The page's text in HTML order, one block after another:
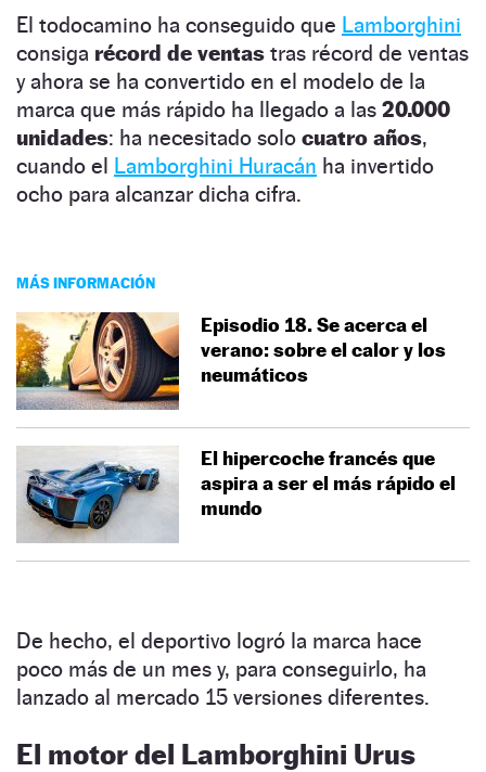
El todocamino ha conseguido que Lamborghini
consiga récord de ventas tras récord de ventas
y ahora se ha convertido en el modelo de la
marca que más rápido ha llegado a las 20.000
unidades: ha necesitado solo cuatro años,
cuando el Lamborghini Huracán ha invertido
ocho para alcanzar dicha cifra.
MÁS INFORMACIÓN
Episodio 18. Se acerca el
verano: sobre el calor y los
neumáticos
El hipercoche francés que
aspira a ser el más rápido el
mundo
De hecho, el deportivo logró la marca hace
poco más de un mes y, para conseguirlo, ha
lanzado al mercado 15 versiones diferentes.
El motor del Lamborghini Urus